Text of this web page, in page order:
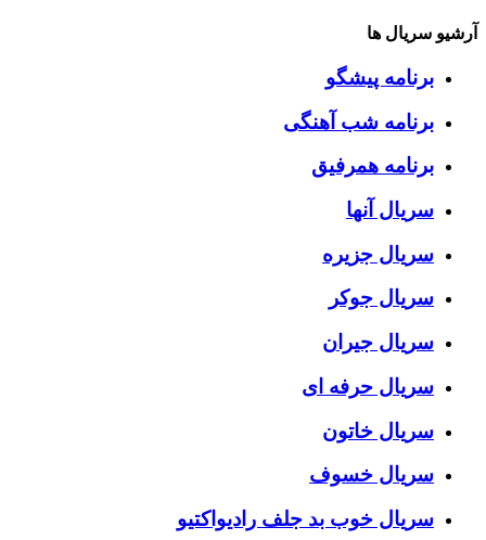
آرشیو سریال ها
برنامه پیشگو
برنامه شب آهنگی
برنامه همرفیق
سریال آنها
سریال جزیره
سریال جوکر
سریال جیران
سریال حرفه ای
سریال خاتون
سریال خسوف
سریال خوب بد جلف رادیواکتیو